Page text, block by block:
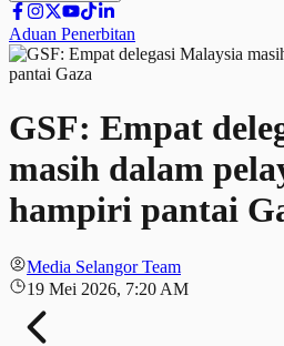
Aduan Penerbitan
GSF: Empat
masih dalam
hampiri pantai
Media Selangor Team
19 Mei 2026, 7:20 AM